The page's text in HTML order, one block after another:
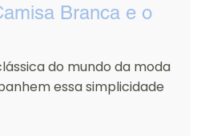
Branca e o
do mundo da moda
essa simplicidade